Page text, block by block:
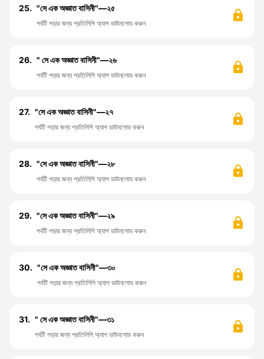
25. "সে এক অজ্ঞাত বাসিনী"—২৫
পর্বটি পড়ার জন্য প্রতিলিপি অ্যাপ ডাউনলোড করুন
26. " সে এক অজ্ঞাত বাসিনী"—২৬
পর্বটি পড়ার জন্য প্রতিলিপি অ্যাপ ডাউনলোড করুন
27. "সে এক অজ্ঞাত বাসিনী"—২৭
পর্বটি পড়ার জন্য প্রতিলিপি অ্যাপ ডাউনলোড করুন
28. "সে এক অজ্ঞাত বাসিনী"—২৮
পর্বটি পড়ার জন্য প্রতিলিপি অ্যাপ ডাউনলোড করুন
29. "সে এক অজ্ঞাত বাসিনী"—২৯
পর্বটি পড়ার জন্য প্রতিলিপি অ্যাপ ডাউনলোড করুন
30. "সে এক অজ্ঞাত বাসিনী"—৩০
পর্বটি পড়ার জন্য প্রতিলিপি অ্যাপ ডাউনলোড করুন
31. " সে এক অজ্ঞাত বাসিনী"—৩১
পর্বটি পড়ার জন্য প্রতিলিপি অ্যাপ ডাউনলোড করুন